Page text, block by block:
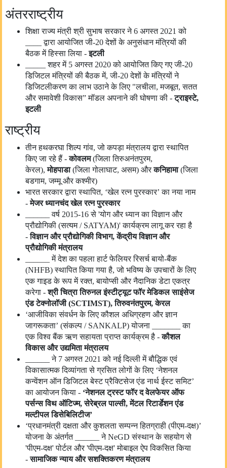
अंतरराष्ट्रीय
शिक्षा राज्य मंत्री श्री सुभाष सरकार ने 6 अगस्त 2021 को
____ द्वारा आयोजित जी-20 देशों के अनुसंधान मंत्रियों की
बैठक में हिस्सा लिया - इटली
_____ शहर में 5 अगस्त 2020 को आयोजित किए गए जी-20
डिजिटल मंत्रियों की बैठक में, जी-20 देशों के मंत्रियों ने
डिजिटलीकरण का लाभ उठाने के लिए "लचीला, मजबूत, सतत
और समावेशी विकास” मॉडल अपनाने की घोषणा की - ट्राइस्टे,
इटली
राष्ट्रीय
तीन हथकरघा शिल्प गांव, जो कपड़ा मंत्रालय द्वारा स्थापित
किए जा रहे हैं - कोवलम (जिला तिरुअनंतपुरम,
केरल), मोहपाडा (जिला गोलाघाट, असम) और कनिहामा (जिला
बडगाम, जम्मू और कश्मीर)
भारत सरकार द्वारा स्थापित, ‘खेल रत्न पुरस्कार’ का नया नाम
- मेजर ध्यानचंद खेल रत्न पुरस्कार
______ वर्ष 2015-16 से 'योग और ध्यान का विज्ञान और
प्रौद्योगिकी (सत्यम / SATYAM)' कार्यक्रम लागू कर रहा है
- विज्ञान और प्रौद्योगिकी विभाग, केंद्रीय विज्ञान और
प्रौद्योगिकी मंत्रालय
______ में देश का पहला हार्ट फेलियर रिसर्च बायो-बैंक
(NHFB) स्थापित किया गया है, जो भविष्य के उपचारों के लिए
एक गाइड के रूप में रक्त, बायोप्सी और नैदानिक ​​डेटा एकत्र
करेगा - श्री चित्रा तिरुनल इंस्टीट्यूट फॉर मेडिकल साइंसेज
एंड टेक्नोलॉजी (SCTIMST), तिरुवनंतपुरम, केरल
‘आजीविका संवर्धन के लिए कौशल अधिग्रहण और ज्ञान
जागरूकता’ (संकल्प / SANKALP) योजना _______ का
एक विश्व बैंक ऋण सहायता प्राप्त कार्यक्रम है - कौशल
विकास और उद्यमिता मंत्रालय
______ ने 7 अगस्त 2021 को नई दिल्ली में बौद्धिक एवं
विकासात्मक दिव्यांगता से ग्रसित लोगों के लिए ‘नेशनल
कन्वेंशन ऑन डिजिटल बेस्ट प्रैक्टिसेज एंड नार्थ ईस्ट समिट’
का आयोजन किया - ‘नेशनल ट्रस्ट फॉर द वेलफेयर ऑफ
पर्सन्स विथ ऑटिज्म, सेरेब्रल पाल्सी, मेंटल रिटार्डेशन एंड
मल्टीपल डिसेबिलिटीज’
‘प्रधानमंत्री दक्षता और कुशलता सम्पन्न हितग्राही (पीएम-दक्ष)’
योजना के अंतर्गत ______ ने NeGD संस्थान के सहयोग से
'पीएम-दक्ष' पोर्टल और 'पीएम-दक्ष' मोबाइल ऐप विकसित किया
- सामाजिक न्याय और सशक्तिकरण मंत्रालय